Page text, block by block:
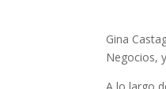
Gina
Negocios,